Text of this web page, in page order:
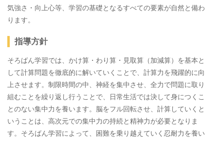
気強さ・向上心等、学習の基礎となるすべての要素が自然と備わ
ります。
指導方針
そろばん学習では、かけ算・わり算・見取算（加減算）を基本と
して計算問題を徹底的に解いていくことで、計算力を飛躍的に向
上させます。制限時間の中、神経を集中させ、全力で問題に取り
組むことを繰り返し行うことで、日常生活では決して身につくこ
とのない集中力を養います。脳をフル回転させ、計算していくと
いうことは、高次元での集中力の持続と精神力が必要となりま
す。そろばん学習によって、困難を乗り越えていく忍耐力を養い